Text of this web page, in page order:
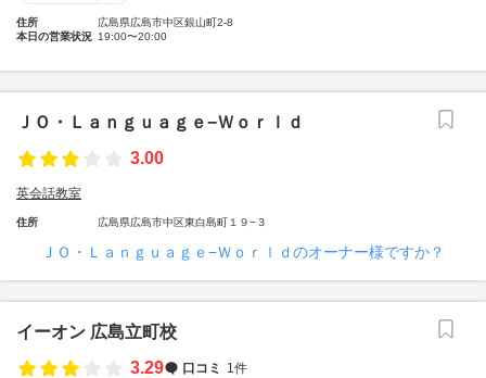
住所
広島県広島市中区銀山町2-8
本日の営業状況 19:00〜20:00
ＪＯ・Ｌａｎｇｕａｇｅ−Ｗｏｒｌｄ
3.00
英会話教室
住所 広島県広島市中区東白島町１９−３
ＪＯ・Ｌａｎｇｕａｇｅ−Ｗｏｒｌｄのオーナー様ですか？
イーオン 広島立町校
3.29
口コミ 1件